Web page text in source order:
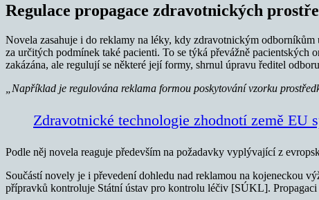
Regulace propagace zdravotnických
Novela zasahuje i do reklamy na léky, kdy zdravotnickým
za určitých podmínek také pacienti. To se týká převážně pacientských
zakázána, ale regulují se některé její formy, shrnul úpravu ředitel
„Například je regulována reklama formou poskytování vzorku
Zdravotnické technologie zhodnotí země EU
Podle něj novela reaguje především na požadavky vyplývající z
Součástí novely je i převedení dohledu nad reklamou na kojeneckou
přípravků kontroluje Státní ústav pro kontrolu léčiv [SÚKL].